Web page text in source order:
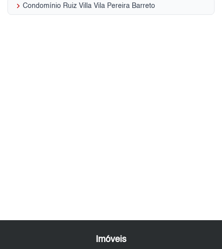
keyboard_arrow_right Condomínio Ruiz Villa Vila Pereira Barreto
Imóveis